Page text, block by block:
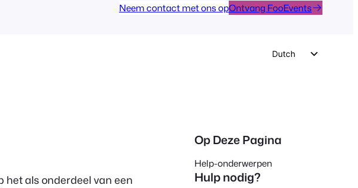
Neem contact met ons opOntvang FooEvents
Dutch
het als onderdeel van een
Op Deze Pagina
Help-onderwerpen
Hulp nodig?